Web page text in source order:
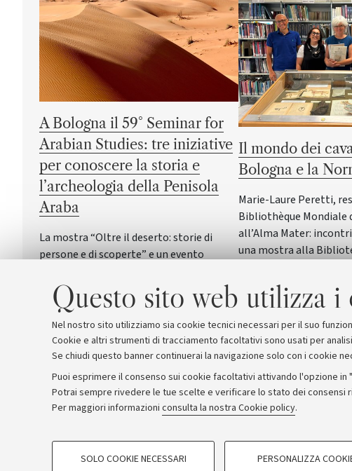
Questo sito web utilizza i
Nel nostro sito utilizziamo sia cookie tecnici necessari per il suo
Cookie e altri strumenti di tracciamento facoltativi sono usati per
Se chiudi questo banner continuerai la navigazione solo con i cookie
Puoi esprimere il consenso sui cookie facoltativi attivando l'opzione
Potrai sempre rivedere le tue scelte e verificare lo stato dei consensi
Per maggiori informazioni consulta la nostra Cookie policy.
COOKIE DI PROFILAZIONE - FACOLTATIVI
SOLO COOKIE NECESSARI PERSONALIZZA
A Bologna il 59° Seminar for
Arabian Studies: tre iniziative
per conoscere la storia e
l’archeologia della Penisola
Araba
La mostra “Oltre il deserto: storie di
persone e di scoperte” e un evento
italiano accompagneranno il principale
convegno internazionale di archeologia e
storia della Penisola Araba
Il mondo dei
Bologna e la
Marie-Laure Peretti,
Bibliothèque Mondiale
all’Alma Mater:
una mostra alla
equestre in Italia
Archivio Comunicati stampa Redazione Rassegna stampa
© Copyright 2026 - ALMA MATER